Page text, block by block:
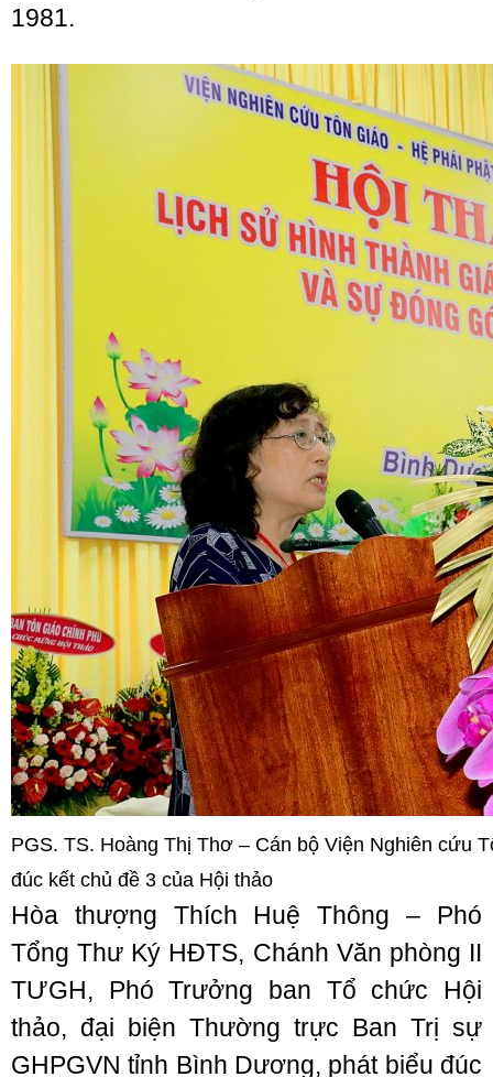
1981.
PGS. TS. Hoàng Thị Thơ – Cán bộ Viện Nghiên cứu
đúc kết chủ đề 3 của Hội thảo
Hòa thượng Thích Huệ Thông – Phó
Tổng Thư Ký HĐTS, Chánh Văn phòng II
TƯGH, Phó Trưởng ban Tổ chức Hội
thảo, đại biện Thường trực Ban Trị sự
GHPGVN tỉnh Bình Dương, phát biểu đúc